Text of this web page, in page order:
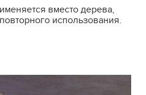
вместо дерева,
использования.